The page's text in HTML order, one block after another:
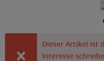
Dieser Artikel ist
Interesse